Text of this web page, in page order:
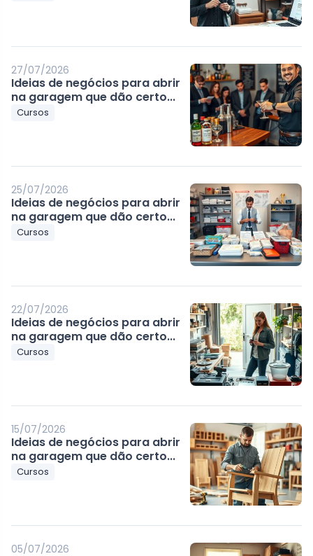
27/07/2026
Ideias de negócios para abrir
na garagem que dão certo...
Cursos
25/07/2026
Ideias de negócios para abrir
na garagem que dão certo...
Cursos
22/07/2026
Ideias de negócios para abrir
na garagem que dão certo...
Cursos
15/07/2026
Ideias de negócios para abrir
na garagem que dão certo...
Cursos
05/07/2026